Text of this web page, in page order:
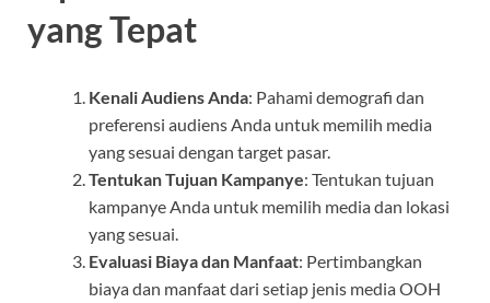
yang Tepat
Kenali Audiens Anda: Pahami demografi dan
preferensi audiens Anda untuk memilih media
yang sesuai dengan target pasar.
Tentukan Tujuan Kampanye: Tentukan tujuan
kampanye Anda untuk memilih media dan lokasi
yang sesuai.
Evaluasi Biaya dan Manfaat: Pertimbangkan
biaya dan manfaat dari setiap jenis media OOH